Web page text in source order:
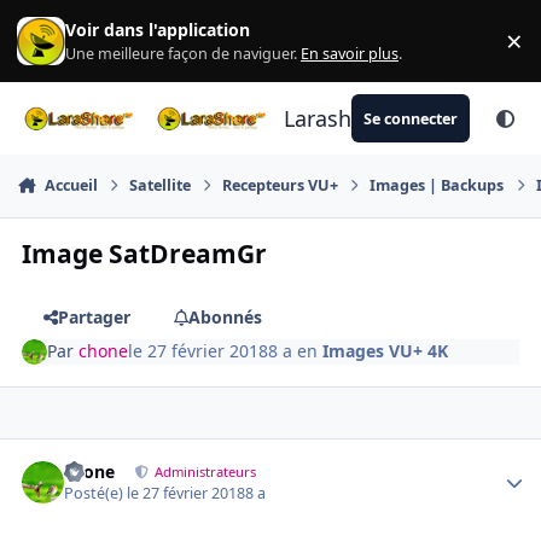
Aller au contenu
Voir dans l'application
Une meilleure façon de naviguer. En savoir plus. ×
LarashareSe connecter
Accueil Satellite Recepteurs VU+ Images | Backups
Image SatDreamGr
Partager
Abonnés
Parchonele 27 février 20188 a enImages VU+ 4K
chone Administrateurs
Posté(e) le 27 février 20188 a